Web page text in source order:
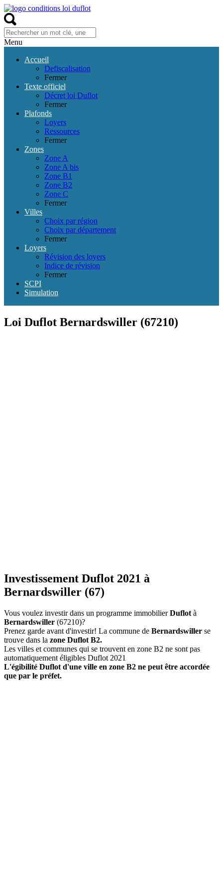
Menu
Accueil
Defiscalisation
Fermer
Texte officiel
Décret loi Duflot
Fermer
Plafonds
Loyers
Ressources
Fermer
Zones
Zone A
Zone A bis
Zone B1
Zone B2
Zone C
Fermer
Villes
Choix par région
Choix par département
Fermer
Loyers
Révision des loyers
Indice de révision
Fermer
SCPI
Simulation
Loi Duflot Bernardswiller (67210)
Investissement Duflot 2021 à
Bernardswiller (67)
Vous voulez investir dans un programme immobilierDuflot à
Bernardswiller (67210)?
Prenez garde avant d'investir! La commune de Bernardswiller se
trouve dans la zone Duflot B2.
Les villes et communes qui se trouvent en zone B2 ne sont pas
automatiquement éligibles Duflot 2021
L'égibilité Duflot d'une ville en zone B2 ne peut être accordée
que par le préfet.